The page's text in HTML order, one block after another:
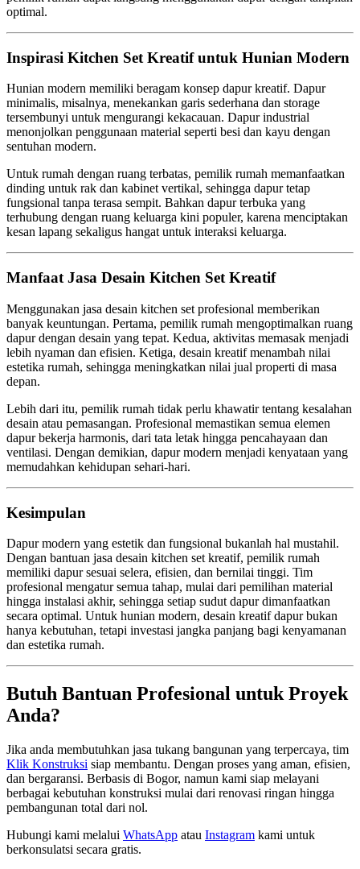
optimal.
Inspirasi Kitchen Set Kreatif untuk Hunian Modern
Hunian modern memiliki beragam konsep dapur kreatif. Dapur
minimalis, misalnya, menekankan garis sederhana dan storage
tersembunyi untuk mengurangi kekacauan. Dapur industrial
menonjolkan penggunaan material seperti besi dan kayu dengan
sentuhan modern.
Untuk rumah dengan ruang terbatas, pemilik rumah memanfaatkan
dinding untuk rak dan kabinet vertikal, sehingga dapur tetap
fungsional tanpa terasa sempit. Bahkan dapur terbuka yang
terhubung dengan ruang keluarga kini populer, karena menciptakan
kesan lapang sekaligus hangat untuk interaksi keluarga.
Manfaat Jasa Desain Kitchen Set Kreatif
Menggunakan jasa desain kitchen set profesional memberikan
banyak keuntungan. Pertama, pemilik rumah mengoptimalkan ruang
dapur dengan desain yang tepat. Kedua, aktivitas memasak menjadi
lebih nyaman dan efisien. Ketiga, desain kreatif menambah nilai
estetika rumah, sehingga meningkatkan nilai jual properti di masa
depan.
Lebih dari itu, pemilik rumah tidak perlu khawatir tentang kesalahan
desain atau pemasangan. Profesional memastikan semua elemen
dapur bekerja harmonis, dari tata letak hingga pencahayaan dan
ventilasi. Dengan demikian, dapur modern menjadi kenyataan yang
memudahkan kehidupan sehari-hari.
Kesimpulan
Dapur modern yang estetik dan fungsional bukanlah hal mustahil.
Dengan bantuan jasa desain kitchen set kreatif, pemilik rumah
memiliki dapur sesuai selera, efisien, dan bernilai tinggi. Tim
profesional mengatur semua tahap, mulai dari pemilihan material
hingga instalasi akhir, sehingga setiap sudut dapur dimanfaatkan
secara optimal. Untuk hunian modern, desain kreatif dapur bukan
hanya kebutuhan, tetapi investasi jangka panjang bagi kenyamanan
dan estetika rumah.
Butuh Bantuan Profesional untuk Proyek
Anda?
Jika anda membutuhkan jasa tukang bangunan yang terpercaya, tim
Klik Konstruksi siap membantu. Dengan proses yang aman, efisien,
dan bergaransi. Berbasis di Bogor, namun kami siap melayani
berbagai kebutuhan konstruksi mulai dari renovasi ringan hingga
pembangunan total dari nol.
Hubungi kami melalui WhatsApp atau Instagram kami untuk
berkonsulatsi secara gratis.